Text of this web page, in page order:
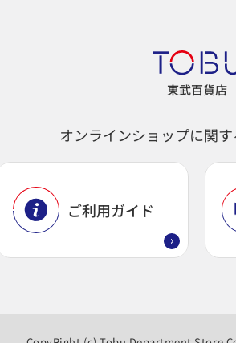
東武百貨店
オンラインショップに関
ご利用ガイド